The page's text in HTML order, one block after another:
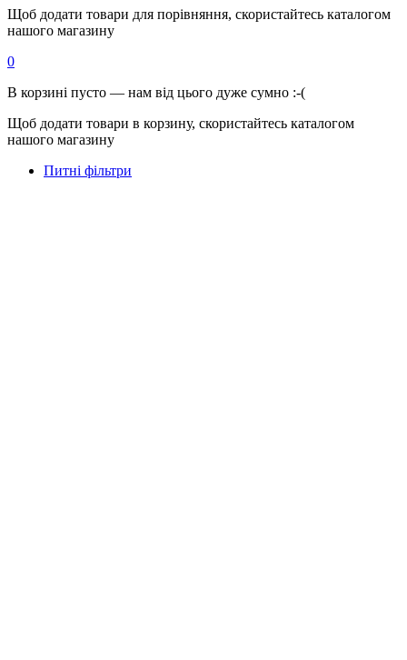
Щоб додати товари для порівняння, скористайтесь каталогом
нашого магазину
0
В корзині пусто — нам від цього дуже сумно :-(
Щоб додати товари в корзину, скористайтесь каталогом
нашого магазину
Питні фільтри